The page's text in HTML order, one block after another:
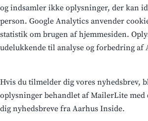
og indsamler ikke oplysninger, der kan
person. Google Analytics anvender
statistik om brugen af hjemmesiden.
udelukkende til analyse og forbedring af
Hvis du tilmelder dig vores nyhedsbrev,
oplysninger behandlet af MailerLite med
dig nyhedsbreve fra Aarhus Inside.